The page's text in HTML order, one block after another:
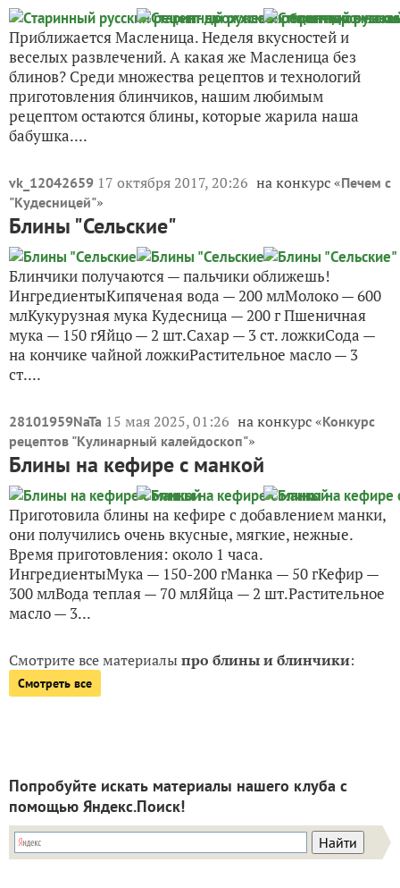
Приближается Масленица. Неделя вкусностей и
веселых развлечений. А какая же Масленица без
блинов? Среди множества рецептов и технологий
приготовления блинчиков, нашим любимым
рецептом остаются блины, которые жарила наша
бабушка....
vk_12042659 17 октября 2017, 20:26 на конкурс «Печем с
"Кудесницей"»
Блины "Сельские"
Блинчики получаются — пальчики оближешь!
ИнгредиентыКипяченая вода — 200 млМолоко — 600
млКукурузная мука Кудесница — 200 г Пшеничная
мука — 150 гЯйцо — 2 шт.Сахар — 3 ст. ложкиСода —
на кончике чайной ложкиРастительное масло — 3
ст....
28101959NaTa 15 мая 2025, 01:26 на конкурс «Конкурс
рецептов "Кулинарный калейдоскоп"»
Блины на кефире с манкой
Приготовила блины на кефире с добавлением манки,
они получились очень вкусные, мягкие, нежные.
Время приготовления: около 1 часа.
ИнгредиентыМука — 150-200 гМанка — 50 гКефир —
300 млВода теплая — 70 млЯйца — 2 шт.Растительное
масло — 3...
Смотрите все материалыпро блины и блинчики:
Смотреть все
Попробуйте искать материалы нашего клуба с
помощью Яндекс.Поиск!